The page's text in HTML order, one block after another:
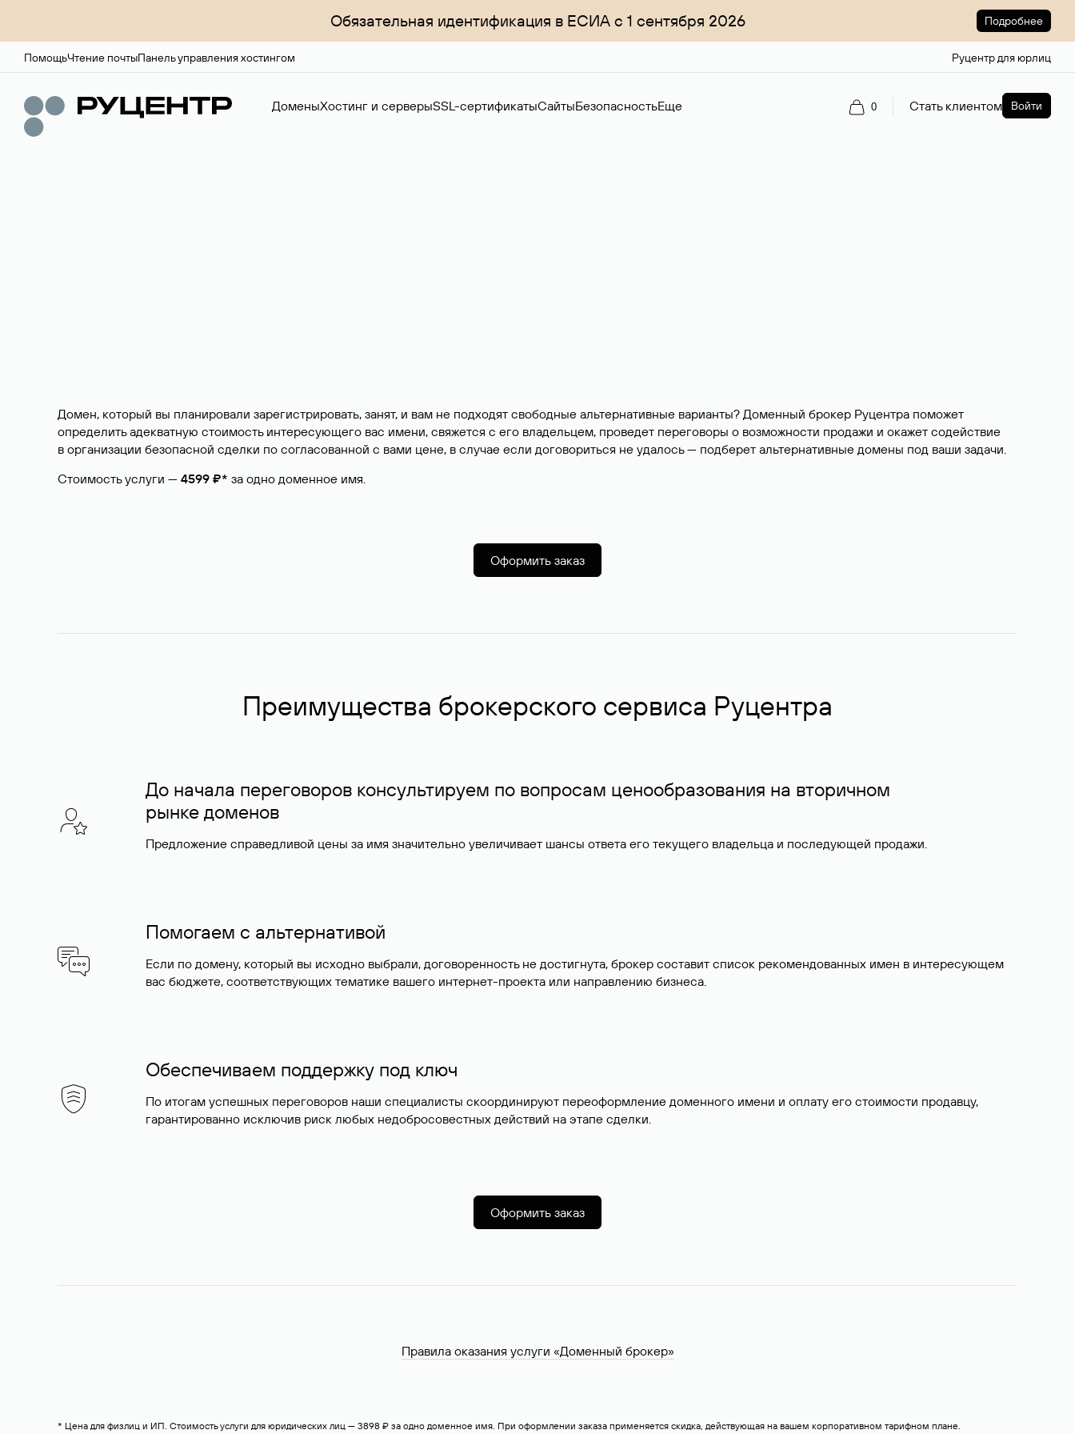
Обязательная идентификация в ЕСИА с 1 сентября 2026 Подробнее
ПомощьЧтение почтыПанель управления хостингом Руцентр для юрлиц
ДоменыХостинг и серверыSSL-сертификатыСайтыБезопасностьЕще 0 Стать клиентом Войти
Домен, который вы планировали зарегистрировать, занят, и вам не подходят свободные альтернативные варианты? Доменный брокер Руцентра поможет
определить адекватную стоимость интересующего вас имени, свяжется с его владельцем, проведет переговоры о возможности продажи и окажет содействие
в организации безопасной сделки по согласованной с вами цене, в случае если договориться не удалось — подберет альтернативные домены под ваши задачи.
Стоимость услуги — 4599 ₽* за одно доменное имя.
Оформить заказ
Преимущества брокерского сервиса Руцентра
До начала переговоров консультируем по вопросам ценообразования на вторичном
рынке доменов
Предложение справедливой цены за имя значительно увеличивает шансы ответа его текущего владельца и последующей продажи.
Помогаем с альтернативой
Если по домену, который вы исходно выбрали, договоренность не достигнута, брокер составит список рекомендованных имен в интересующем
вас бюджете, соответствующих тематике вашего интернет-проекта или направлению бизнеса.
Обеспечиваем поддержку под ключ
По итогам успешных переговоров наши специалисты скоординируют переоформление доменного имени и оплату его стоимости продавцу,
гарантированно исключив риск любых недобросовестных действий на этапе сделки.
Оформить заказ
Правила оказания услуги «Доменный брокер»
* Цена для физлиц и ИП. Стоимость услуги для юридических лиц — 3898 ₽ за одно доменное имя. При оформлении заказа применяется скидка, действующая на вашем корпоративном тарифном плане.